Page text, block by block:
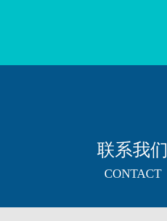
联系我们
CONTACT